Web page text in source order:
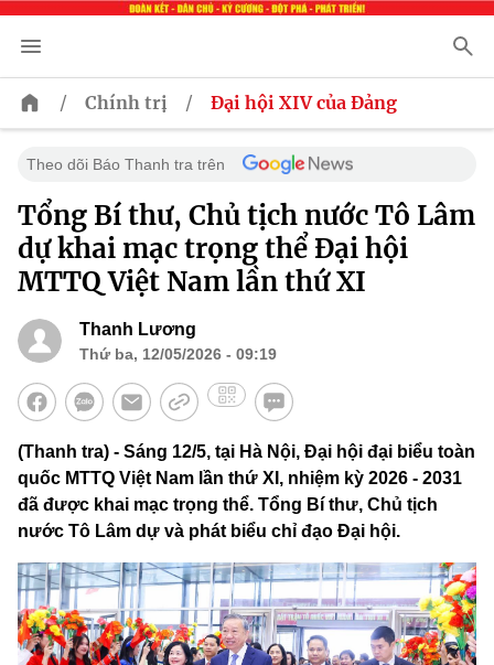
/ Chính trị / Đại hội XIV của Đảng
Theo dõi Báo Thanh tra trên
Tổng Bí thư, Chủ tịch nước Tô Lâm
dự khai mạc trọng thể Đại hội
MTTQ Việt Nam lần thứ XI
Thanh Lương
Thứ ba, 12/05/2026 - 09:19
(Thanh tra) - Sáng 12/5, tại Hà Nội, Đại hội đại biểu toàn
quốc MTTQ Việt Nam lần thứ XI, nhiệm kỳ 2026 - 2031
đã được khai mạc trọng thể. Tổng Bí thư, Chủ tịch
nước Tô Lâm dự và phát biểu chỉ đạo Đại hội.